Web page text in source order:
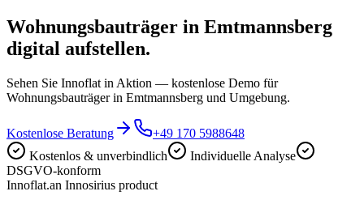
Wohnungsbauträger in Emtmannsberg
digital aufstellen.
Sehen Sie Innoflat in Aktion — kostenlose Demo für
Wohnungsbauträger in Emtmannsberg und Umgebung.
Kostenlose Beratung
+49 170 5988648
Kostenlos & unverbindlich
Individuelle Analyse
DSGVO-konform
Innoflat.an Innosirius product